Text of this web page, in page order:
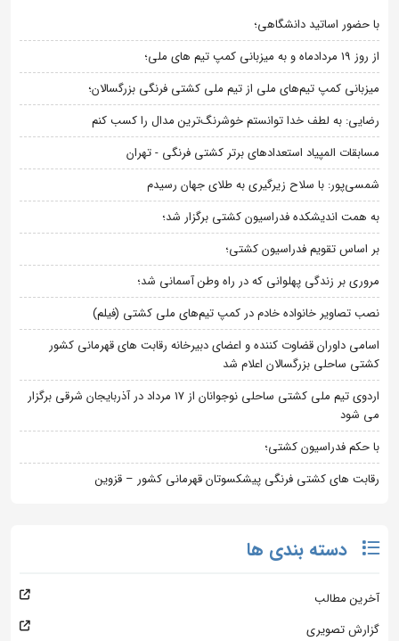
با حضور اساتید دانشگاهی؛
از روز 19 مردادماه و به میزبانی کمپ تیم های ملی؛
میزبانی کمپ تیم‌های ملی از تیم ملی کشتی فرنگی بزرگسالان؛
رضایی: به لطف خدا توانستم خوشرنگ‌ترین مدال را کسب کنم
مسابقات المپیاد استعدادهای برتر کشتی فرنگی - تهران
شمسی‌پور: با سلاح زیرگیری به طلای جهان رسیدم
به همت اندیشکده فدراسیون کشتی برگزار شد؛
بر اساس تقویم فدراسیون کشتی؛
مروری بر زندگی پهلوانی که در راه وطن آسمانی شد؛
نصب تصاویر خانواده خادم در کمپ تیم‌های ملی کشتی (فیلم)
اسامی داوران قضاوت کننده و اعضای دبیرخانه رقابت های قهرمانی کشور
کشتی ساحلی بزرگسالان اعلام شد
اردوی تیم ملی کشتی ساحلی نوجوانان از 17 مرداد در آذربایجان شرقی برگزار
می شود
با حکم فدراسیون کشتی؛
رقابت های کشتی فرنگی پیشکسوتان قهرمانی کشور – قزوین
دسته بندی ها
آخرین مطالب
گزارش تصویری